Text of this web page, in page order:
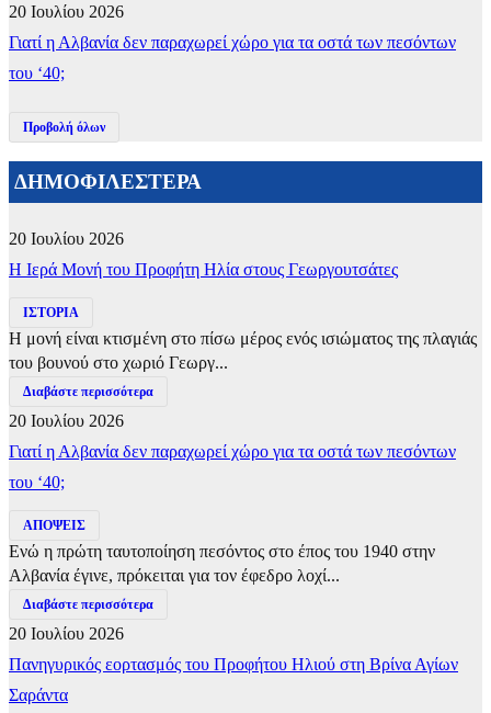
20 Ιουλίου 2026
Γιατί η Αλβανία δεν παραχωρεί χώρο για τα οστά των πεσόντων
του ‘40;
Προβολή όλων
ΔΗΜΟΦΙΛΕΣΤΕΡΑ
20 Ιουλίου 2026
​Η Ιερά Μονή του Προφήτη Ηλία στους Γεωργουτσάτες
ΙΣΤΟΡΙΑ
Η μονή είναι κτισμένη στο πίσω μέρος ενός ισιώματος της πλαγιάς
του βουνού στο χωριό Γεωργ...
Διαβάστε περισσότερα
20 Ιουλίου 2026
Γιατί η Αλβανία δεν παραχωρεί χώρο για τα οστά των πεσόντων
του ‘40;
ΑΠΟΨΕΙΣ
Ενώ η πρώτη ταυτοποίηση πεσόντος στο έπος του 1940 στην
Αλβανία έγινε, πρόκειται για τον έφεδρο λοχί...
Διαβάστε περισσότερα
20 Ιουλίου 2026
Πανηγυρικός εορτασμός του Προφήτου Ηλιού στη Βρίνα Αγίων
Σαράντα